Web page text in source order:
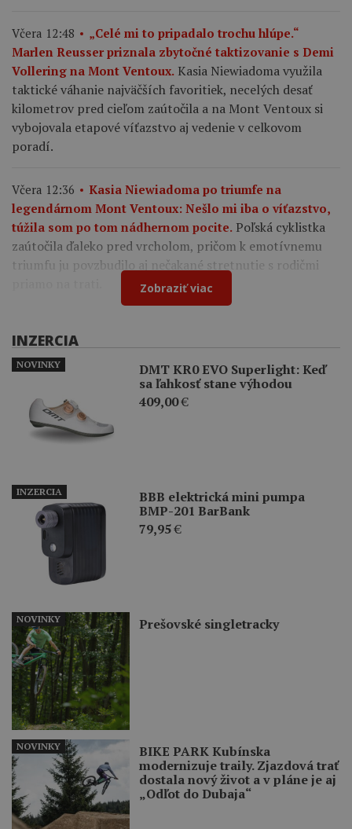
Včera 12:48
„Celé mi to pripadalo trochu hlúpe.“
Marlen Reusser priznala zbytočné taktizovanie s Demi
Vollering na Mont Ventoux. Kasia Niewiadoma využila
taktické váhanie najväčších favoritiek, necelých desať
kilometrov pred cieľom zaútočila a na Mont Ventoux si
vybojovala etapové víťazstvo aj vedenie v celkovom
poradí.
Včera 12:36
Kasia Niewiadoma po triumfe na
legendárnom Mont Ventoux: Nešlo mi iba o víťazstvo,
túžila som po tom nádhernom pocite. Poľská cyklistka
zaútočila ďaleko pred vrcholom, pričom k emotívnemu
triumfu ju povzbudilo aj nečakané stretnutie s rodičmi
Zobraziť viac
INZERCIA
DMT KR0 EVO Superlight: Keď
sa ľahkosť stane výhodou
409,00€
NOVINKY
BBB elektrická mini pumpa
BMP-201 BarBank
79,95€
INZERCIA
Prešovské singletracky
NOVINKY
BIKE PARK Kubínska
modernizuje traily. Zjazdová trať
dostala nový život a v pláne je aj
„Odľot do Dubaja“
NOVINKY